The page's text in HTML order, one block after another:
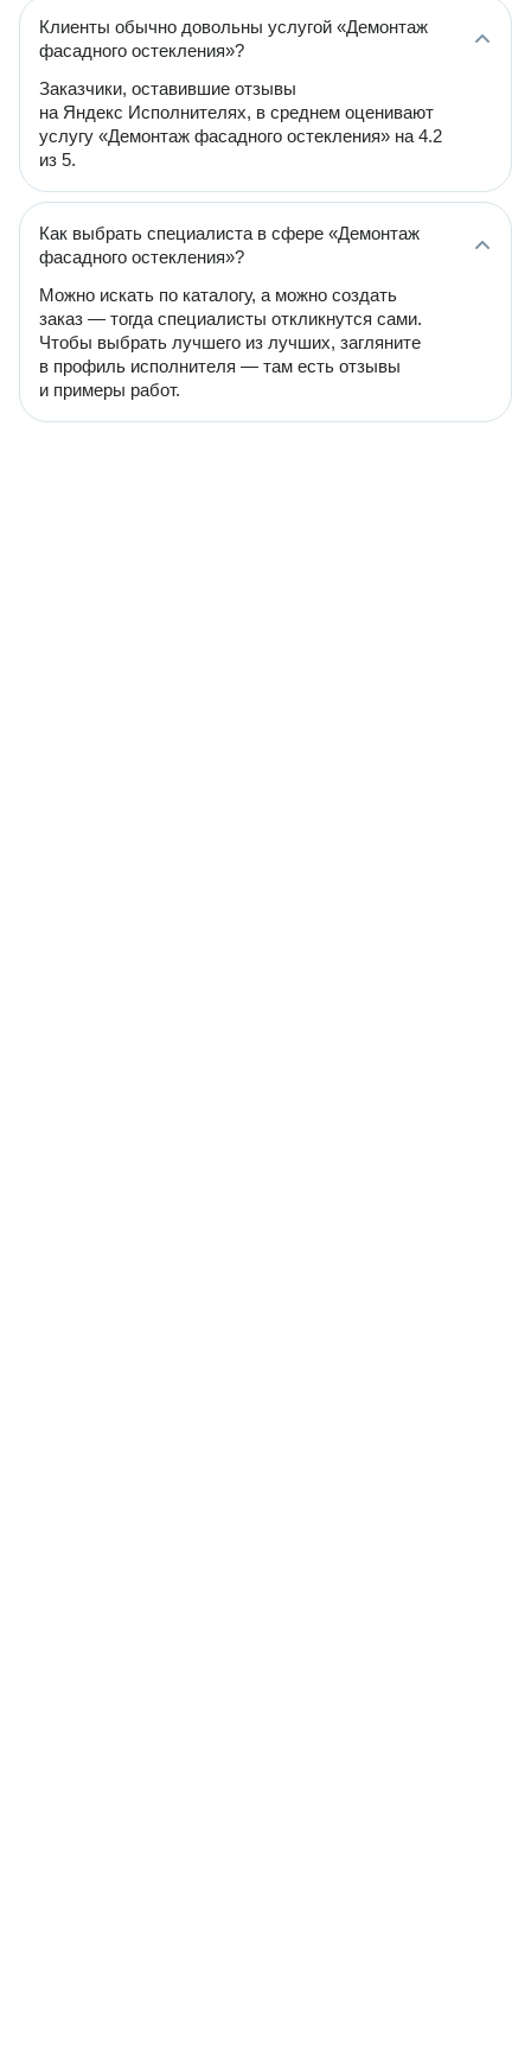
Клиенты обычно довольны услугой «Демонтаж
фасадного остекления»?
Заказчики, оставившие отзывы
на Яндекс Исполнителях, в среднем оценивают
услугу «Демонтаж фасадного остекления» на 4.2
из 5.
Как выбрать специалиста в сфере «Демонтаж
фасадного остекления»?
Можно искать по каталогу, а можно создать
заказ — тогда специалисты откликнутся сами.
Чтобы выбрать лучшего из лучших, загляните
в профиль исполнителя — там есть отзывы
и примеры работ.